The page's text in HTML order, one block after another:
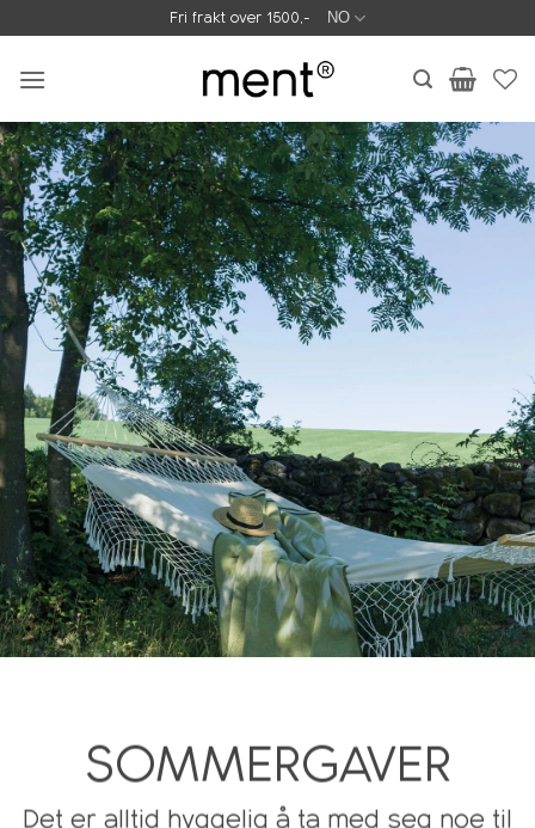
to
content
Fri frakt over 1500,- NO
SOMMERGAVER
Det er alltid hyggelig å ta med seg noe til